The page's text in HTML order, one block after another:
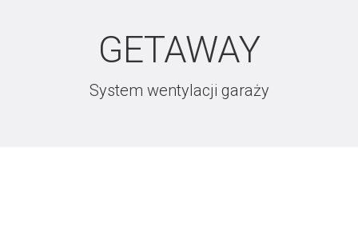
GETAWAY
System wentylacji garaży